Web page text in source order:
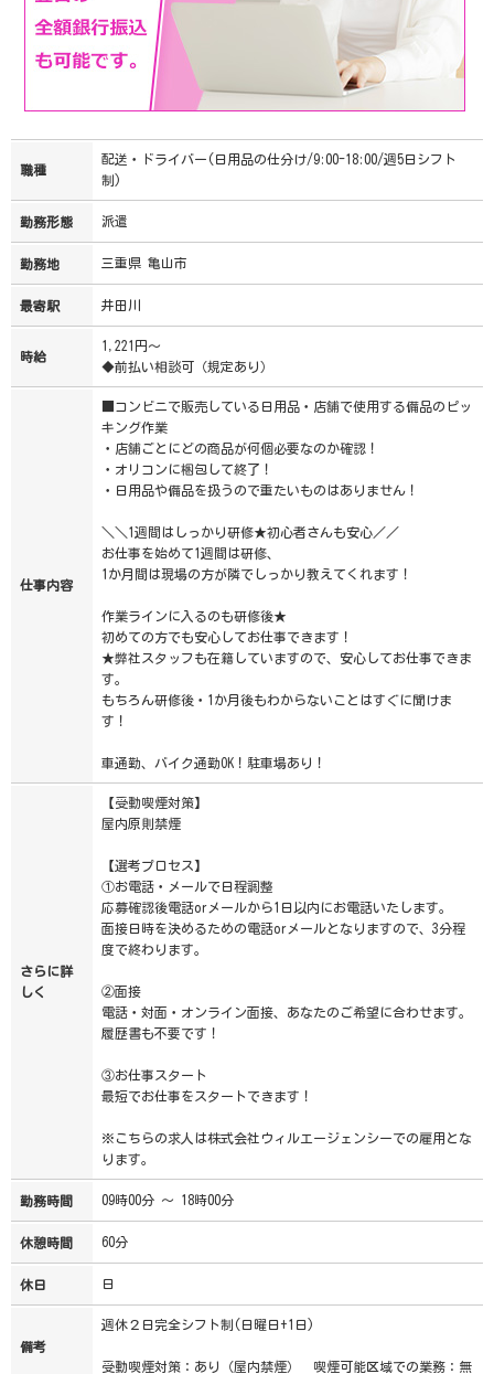
職種
配送・ドライバー(日用品の仕分け/9:00-18:00/週5日シフト
制)
勤務形態 派遣
勤務地 三重県 亀山市
最寄駅 井田川
時給
1,221円～
◆前払い相談可（規定あり）
仕事内容
■コンビニで販売している日用品・店舗で使用する備品のピッ
キング作業
・店舗ごとにどの商品が何個必要なのか確認！
・オリコンに梱包して終了！
・日用品や備品を扱うので重たいものはありません！
＼＼1週間はしっかり研修★初心者さんも安心／／
お仕事を始めて1週間は研修、
1か月間は現場の方が隣でしっかり教えてくれます！
作業ラインに入るのも研修後★
初めての方でも安心してお仕事できます！
★弊社スタッフも在籍していますので、安心してお仕事できま
す。
もちろん研修後・1か月後もわからないことはすぐに聞けま
す！
車通勤、バイク通勤OK！駐車場あり！
さらに詳
しく
【受動喫煙対策】
屋内原則禁煙
【選考プロセス】
①お電話・メールで日程調整
応募確認後電話orメールから1日以内にお電話いたします。
面接日時を決めるための電話orメールとなりますので、3分程
度で終わります。
②面接
電話・対面・オンライン面接、あなたのご希望に合わせます。
履歴書も不要です！
③お仕事スタート
最短でお仕事をスタートできます！
※こちらの求人は株式会社ウィルエージェンシーでの雇用とな
ります。
勤務時間 09時00分 ～ 18時00分
休憩時間 60分
休日 日
備考
週休２日完全シフト制(日曜日+1日)
受動喫煙対策：あり（屋内禁煙） 喫煙可能区域での業務：無